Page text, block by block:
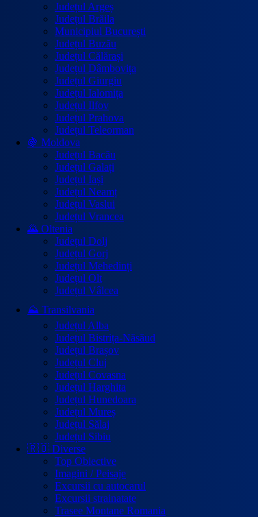
Județul Argeș
Județul Brăila
Municipiul București
Județul Buzău
Județul Călărași
Județul Dâmbovița
Județul Giurgiu
Județul Ialomița
Județul Ilfov
Județul Prahova
Județul Teleorman
🍇 Moldova
Județul Bacău
Județul Galați
Județul Iași
Județul Neamț
Județul Vaslui
Județul Vrancea
🌄 Oltenia
Județul Dolj
Județul Gorj
Județul Mehedinți
Județul Olt
Județul Vâlcea
⛰️ Transilvania
Județul Alba
Județul Bistrița-Năsăud
Județul Brașov
Județul Cluj
Județul Covasna
Județul Harghita
Județul Hunedoara
Județul Mureș
Județul Sălaj
Județul Sibiu
🇷🇴 Diverse
Top Obiective
Imagini / Peisaje
Excursii cu autocarul
Excursii strainatate
Trasee Montane Romania